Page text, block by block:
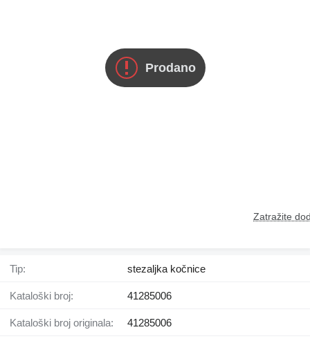
Prodano
Zatražite
Tip: stezaljkа kočnice
Kataloški broj: 41285006
Kataloški broj originala: 41285006